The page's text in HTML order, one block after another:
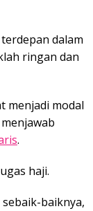
dalam
ringan dan
menjadi modal
.
haji.
baiknya,